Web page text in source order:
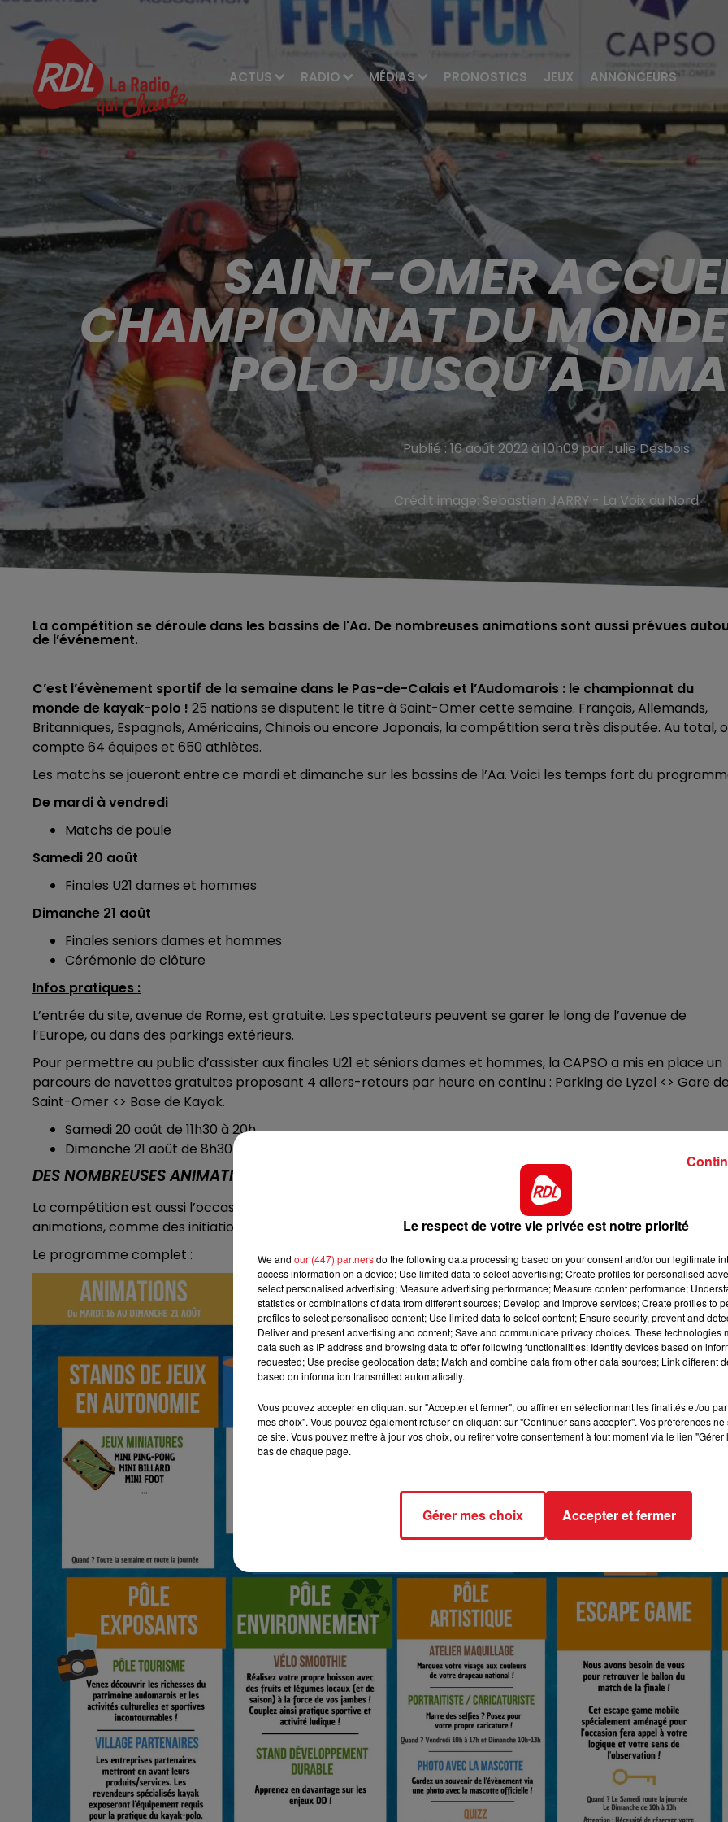
ACTUS RADIO MÉDIAS PRONOSTICS JEUX ANNONCEURS
7h00 - 10h00
DEBOUT C'EST L'HEURE RDL & VOUS
SAINT-OMER
CHAMPIONNAT DU
POLO JUSQU’À
Publié : 16 août 2022 à 10h09 par Julie Desbois
Crédit image: Sebastien JARRY - La Voix du Nord
La compétition se déroule dans les bassins de l'Aa. De nombreuses animations sont aussi prévues
de l’événement.
C’est l’évènement sportif de la semaine dans le Pas-de-Calais et l’Audomarois : le championnat du
monde de kayak-polo ! 25 nations se disputent le titre à Saint-Omer cette semaine. Français, Allemands,
Britanniques, Espagnols, Américains, Chinois ou encore Japonais, la compétition sera très disputée. Au total,
compte 64 équipes et 650 athlètes.
Les matchs se joueront entre ce mardi et dimanche sur les bassins de l’Aa. Voici les temps fort du
De mardi à vendredi
Matchs de poule
Samedi 20 août
Finales U21 dames et hommes
Dimanche 21 août
Finales seniors dames et hommes
Cérémonie de clôture
Infos pratiques :
L’entrée du site, avenue de Rome, est gratuite. Les spectateurs peuvent se garer le long de l’avenue de
l’Europe, ou dans des parkings extérieurs.
Pour permettre au public d’assister aux finales U21 et séniors dames et hommes, la CAPSO a mis en place un
parcours de navettes gratuites proposant 4 allers-retours par heure en continu : Parking de Lyzel <> Gare de
Saint-Omer <> Base de Kayak.
Samedi 20 août de 11h30 à 20h
Dimanche 21 août de 8h30 à 18h30
DES NOMBREUSES ANIMATIONS AUTOUR DE L’ÉVÈNEMENT
La compétition est aussi l’occasion de valoriser la pratique du sport, et notamment nautique. De nombreuses
animations, comme des initiations au paddle ou au canoë sont organisées toute la semaine.
Le programme complet :
Le respect de votre vie privée est notre priorité
We and our (447) partnersdo the following data processing based on your consent and/or our legitimate
access information on a device; Use limited data to select advertising; Create profiles for personalised
select personalised advertising; Measure advertising performance; Measure content performance;
statistics or combinations of data from different sources; Develop and improve services; Create profiles to
profiles to select personalised content; Use limited data to select content; Ensure security, prevent and
Deliver and present advertising and content; Save and communicate privacy choices. These technologies
data such as IP address and browsing data to offer following functionalities: Identify devices based on
requested; Use precise geolocation data; Match and combine data from other data sources; Link different
based on information transmitted automatically.
Vous pouvez accepter en cliquant sur "Accepter et fermer", ou affiner en sélectionnant les finalités et/ou
mes choix". Vous pouvez également refuser en cliquant sur "Continuer sans accepter". Vos préférences
ce site. Vous pouvez mettre à jour vos choix, ou retirer votre consentement à tout moment via le lien
bas de chaque page.
Gérer mes choix Accepter et fermer